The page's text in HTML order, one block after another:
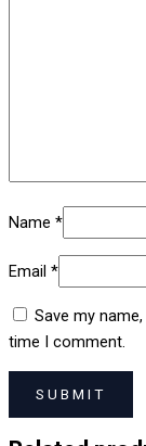
Name *
Email *
Save my
time I comment.